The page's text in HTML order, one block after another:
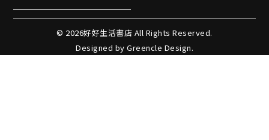
© 2026好好生活書店 All Rights Reserved.
Designed by Greencle Design.